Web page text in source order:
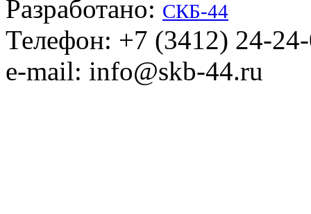
Разработано: СКБ-44
Телефон: +7 (3412) 24-
e-mail: info@skb-44.ru